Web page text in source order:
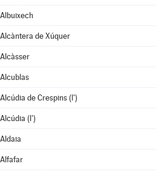
Albuixech
Alcàntera de Xúquer
Alcàsser
Alcublas
Alcúdia de Crespins (l')
Alcúdia (l')
Aldaia
Alfafar